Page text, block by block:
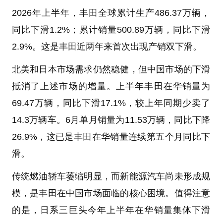
2026年上半年，丰田全球累计生产486.37万辆，
同比下滑1.2%；累计销量500.89万辆，同比下滑
2.9%。这是丰田近两年来首次出现产销双下滑。
北美和日本市场需求仍然稳健，但中国市场的下滑
抵消了上述市场的增量。上半年丰田在华销量为
69.47万辆，同比下滑17.1%，较上年同期少卖了
14.3万辆车。6月单月销量为11.53万辆，同比下降
26.9%，这已是丰田在华销量连续第五个月同比下
滑。
传统燃油轿车萎缩明显，而新能源汽车尚未形成规
模，是丰田在中国市场面临的核心困境。值得注意
的是，日系三巨头今年上半年在华销量集体下滑